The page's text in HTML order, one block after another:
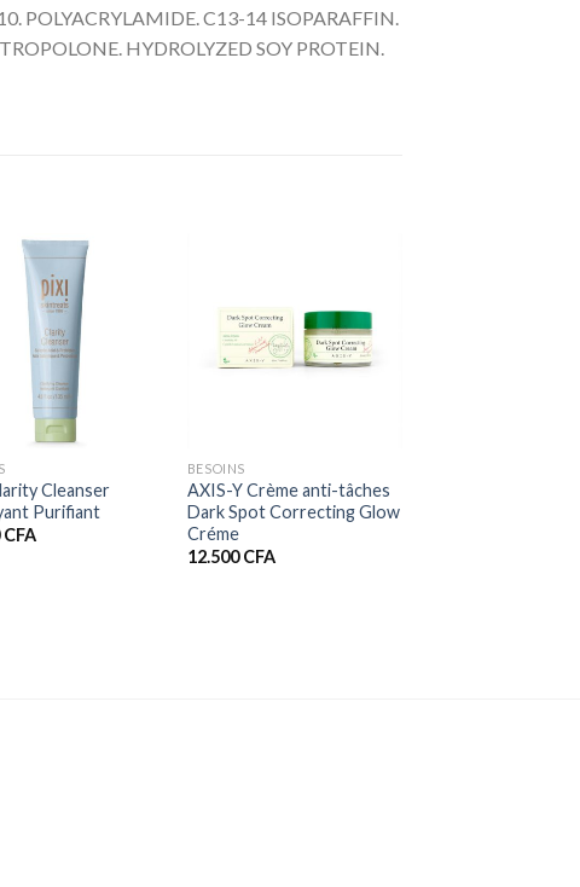
POLYACRYLAMIDE. C13-14 ISOPARAFFIN.
HYDROLYZED SOY PROTEIN.
Cleanser
Purifiant
CFA
BESOINS
AXIS-Y Crème anti-tâches
Dark Spot Correcting Glow
Créme
12.500CFA